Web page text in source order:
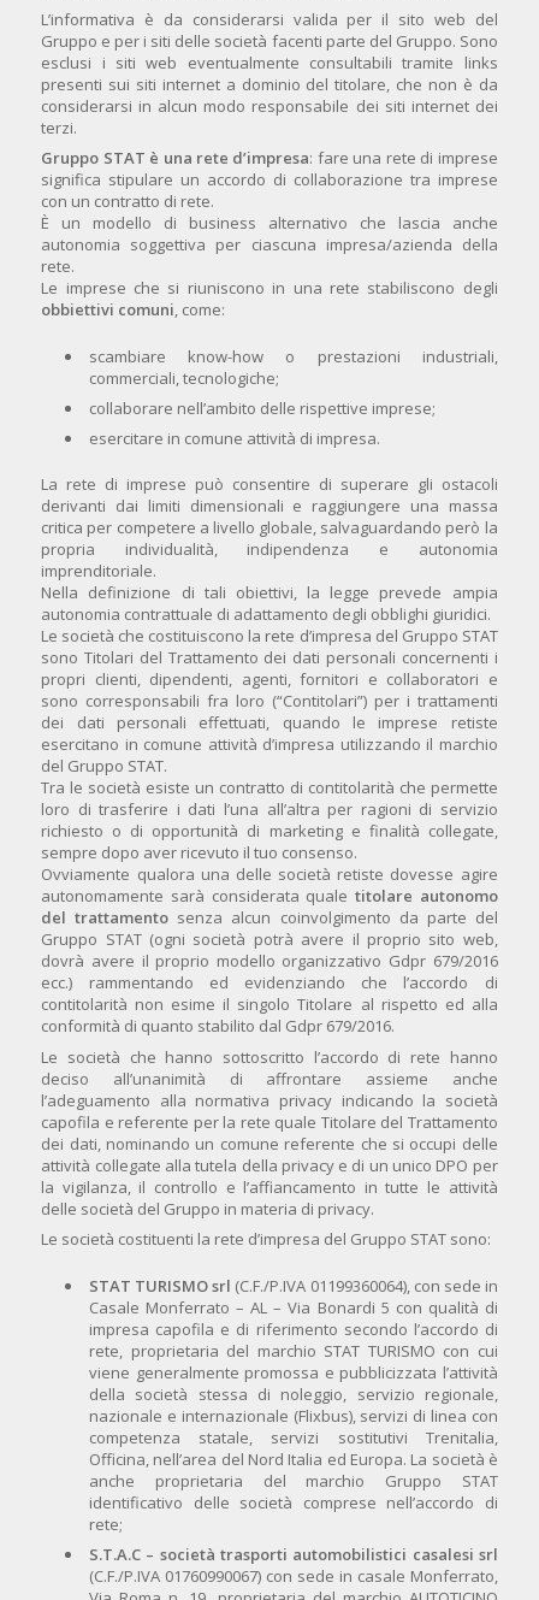
L’informativa è da considerarsi valida per il sito web del
Gruppo e per i siti delle società facenti parte del Gruppo. Sono
esclusi i siti web eventualmente consultabili tramite links
presenti sui siti internet a dominio del titolare, che non è da
considerarsi in alcun modo responsabile dei siti internet dei
terzi.
Gruppo STAT è una rete d’impresa: fare una rete di imprese
significa stipulare un accordo di collaborazione tra imprese
con un contratto di rete.
È un modello di business alternativo che lascia anche
autonomia soggettiva per ciascuna impresa/azienda della
rete.
Le imprese che si riuniscono in una rete stabiliscono degli
obbiettivi comuni, come:
scambiare know-how o prestazioni industriali,
commerciali, tecnologiche;
collaborare nell’ambito delle rispettive imprese;
esercitare in comune attività di impresa.
La rete di imprese può consentire di superare gli ostacoli
derivanti dai limiti dimensionali e raggiungere una massa
critica per competere a livello globale, salvaguardando però la
propria individualità, indipendenza e autonomia
imprenditoriale.
Nella definizione di tali obiettivi, la legge prevede ampia
autonomia contrattuale di adattamento degli obblighi giuridici.
Le società che costituiscono la rete d’impresa del Gruppo STAT
sono Titolari del Trattamento dei dati personali concernenti i
propri clienti, dipendenti, agenti, fornitori e collaboratori e
sono corresponsabili fra loro (“Contitolari”) per i trattamenti
dei dati personali effettuati, quando le imprese retiste
esercitano in comune attività d’impresa utilizzando il marchio
del Gruppo STAT.
Tra le società esiste un contratto di contitolarità che permette
loro di trasferire i dati l’una all’altra per ragioni di servizio
richiesto o di opportunità di marketing e finalità collegate,
sempre dopo aver ricevuto il tuo consenso.
Ovviamente qualora una delle società retiste dovesse agire
autonomamente sarà considerata quale titolare autonomo
del trattamento senza alcun coinvolgimento da parte del
Gruppo STAT (ogni società potrà avere il proprio sito web,
dovrà avere il proprio modello organizzativo Gdpr 679/2016
ecc.) rammentando ed evidenziando che l’accordo di
contitolarità non esime il singolo Titolare al rispetto ed alla
conformità di quanto stabilito dal Gdpr 679/2016.
Le società che hanno sottoscritto l’accordo di rete hanno
deciso all’unanimità di affrontare assieme anche
l’adeguamento alla normativa privacy indicando la società
capofila e referente per la rete quale Titolare del Trattamento
dei dati, nominando un comune referente che si occupi delle
attività collegate alla tutela della privacy e di un unico DPO per
la vigilanza, il controllo e l’affiancamento in tutte le attività
delle società del Gruppo in materia di privacy.
Le società costituenti la rete d’impresa del Gruppo STAT sono:
STAT TURISMO srl (C.F./P.IVA 01199360064), con sede in
Casale Monferrato – AL – Via Bonardi 5 con qualità di
impresa capofila e di riferimento secondo l’accordo di
rete, proprietaria del marchio STAT TURISMO con cui
viene generalmente promossa e pubblicizzata l’attività
della società stessa di noleggio, servizio regionale,
nazionale e internazionale (Flixbus), servizi di linea con
competenza statale, servizi sostitutivi Trenitalia,
Officina, nell’area del Nord Italia ed Europa. La società è
anche proprietaria del marchio Gruppo STAT
identificativo delle società comprese nell’accordo di
rete;
S.T.A.C – società trasporti automobilistici casalesi srl
(C.F./P.IVA 01760990067) con sede in casale Monferrato,